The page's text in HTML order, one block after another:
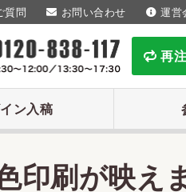
質問 お問い合わせ 運営
再
ン入稿
印刷が映え